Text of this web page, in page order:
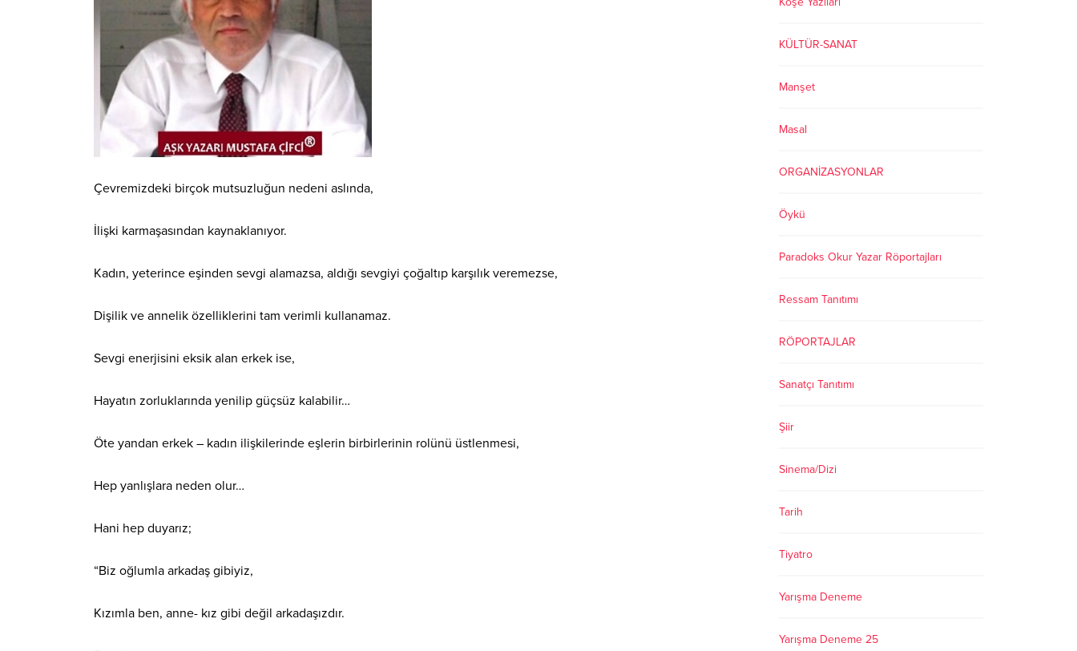
Çevremizdeki birçok mutsuzluğun nedeni aslında,
İlişki karmaşasından kaynaklanıyor.
Kadın, yeterince eşinden sevgi alamazsa, aldığı sevgiyi çoğaltıp karşılık veremezse,
Dişilik ve annelik özelliklerini tam verimli kullanamaz.
Sevgi enerjisini eksik alan erkek ise,
Hayatın zorluklarında yenilip güçsüz kalabilir…
Öte yandan erkek – kadın ilişkilerinde eşlerin birbirlerinin rolünü üstlenmesi,
Hep yanlışlara neden olur…
Hani hep duyarız;
“Biz oğlumla arkadaş gibiyiz,
Kızımla ben, anne- kız gibi değil arkadaşızdır.
KÜLTÜR-SANAT
Manşet
Masal
ORGANİZASYONLAR
Öykü
Paradoks Okur Yazar Röportajları
Ressam Tanıtımı
RÖPORTAJLAR
Sanatçı Tanıtımı
Şiir
Sinema/Dizi
Tarih
Tiyatro
Yarışma Deneme
Yarışma Deneme 25